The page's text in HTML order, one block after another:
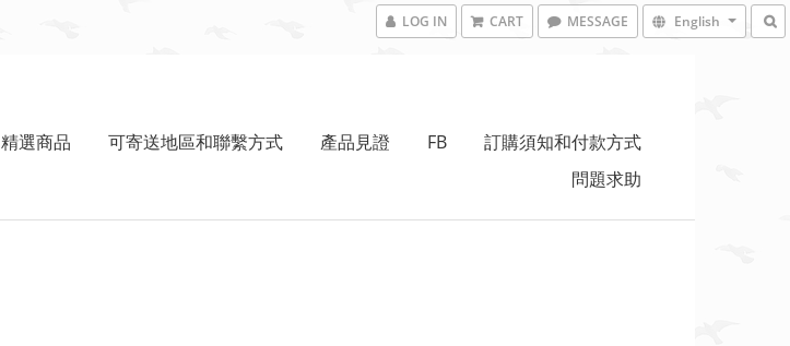
LOG IN CART MESSAGE English
精選商品 可寄送地區和聯繫方式 產品見證 FB
訂購須知和付款方式
問題求助